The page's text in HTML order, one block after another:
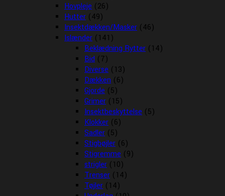
Hovpleje (26)
Hutter (49)
Insektdækken/Masker (46)
Islænder (141)
Beklædning Rytter (14)
Bid (7)
Diverse (13)
Dækken (6)
Gjorde (5)
Grimer (15)
Insektbeskyttelse (5)
Klokker (6)
Sadler (5)
Stigbøjler (6)
Stigremme (9)
strigler (10)
Trenser (14)
Tøjler (14)